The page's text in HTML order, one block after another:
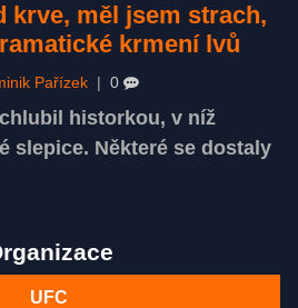
krve, měl jsem strach,
krmení lvů
Pařízek 0
historkou, v níž
slepice. Některé se dostaly
UFC